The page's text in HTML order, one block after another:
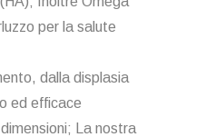
per la salute
dalla displasia
ed efficace
La nostra